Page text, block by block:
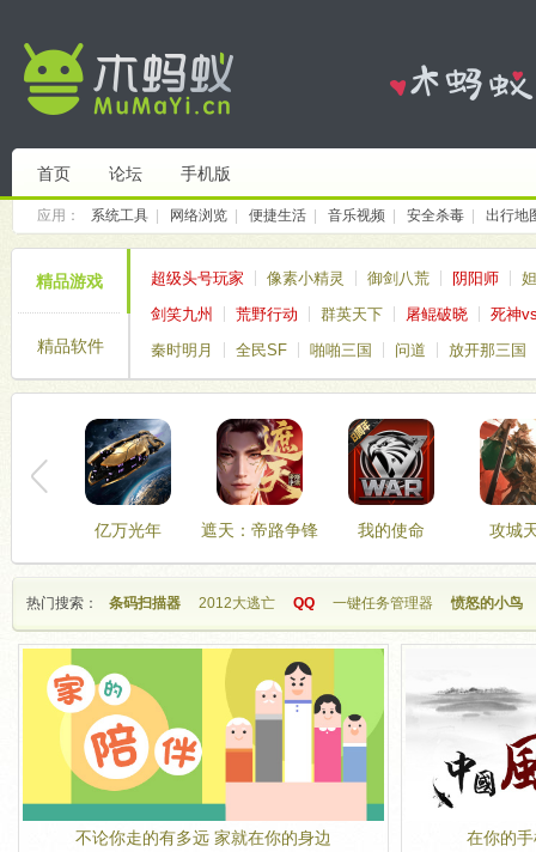
首页 论坛 手机版
应用： 系统工具 网络浏览 便捷生活 音乐视频 安全杀毒 出行地
精品游戏
精品软件
超级头号玩家 像素小精灵 御剑八荒 阴阳师
剑笑九州
荒野行动 群英天下 屠鲲破晓
死神
秦时明月
全民SF 啪啪三国 问道 放开那三国
亿万光年 遮天：帝路争锋 我的使命 攻城
热门搜索： 条码扫描器 2012大逃亡 QQ 一键任务管理器 愤怒的小鸟
不论你走的有多远 家就在你的身边 在你的